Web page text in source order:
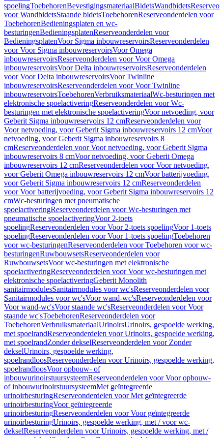
spoelingToebehorenBevestigingsmateriaalBidetsWandbidets
voor WandbidetsStaande bidetsToebehorenReserveonderdelen voor
ToebehorenBedieningsplaten en wc-
besturingenBedieningsplatenReserveonderdelen voor
BedieningsplatenVoor Sigma inbouwreservoirsReserveonderdelen
voor Voor Sigma inbouwreservoirsVoor Omega
inbouwreservoirsReserveonderdelen voor Voor Omega
inbouwreservoirsVoor Delta inbouwreservoirsReserveonderdelen
voor Voor Delta inbouwreservoirsVoor Twinline
inbouwreservoirsReserveonderdelen voor Voor Twinline
inbouwreservoirsToebehorenVerbruiksmateriaalWc-besturingen met
elektronische spoelactiveringReserveonderdelen voor Wc-
besturingen met elektronische spoelactiveringVoor netvoeding, voor
Geberit Sigma inbouwreservoirs 12 cmReserveonderdelen voor
Voor netvoeding, voor Geberit Sigma inbouwreservoirs 12 cmVoor
netvoeding, voor Geberit Sigma inbouwreservoirs 8
cmReserveonderdelen voor Voor netvoeding, voor Geberit Sigma
inbouwreservoirs 8 cmVoor netvoeding, voor Geberit Omega
inbouwreservoirs 12 cmReserveonderdelen voor Voor netvoeding,
voor Geberit Omega inbouwreservoirs 12 cmVoor batterijvoeding,
voor Geberit Sigma inbouwreservoirs 12 cmReserveonderdelen
voor Voor batterijvoeding, voor Geberit Sigma inbouwreservoirs 12
cmWc-besturingen met pneumatische
spoelactiveringReserveonderdelen voor Wc-besturingen met
pneumatische spoelactiveringVoor 2-toets
spoelingReserveonderdelen voor Voor 2-toets spoelingVoor 1-toets
spoelingReserveonderdelen voor Voor 1-toets spoelingToebehoren
voor wc-besturingenReserveonderdelen voor Toebehoren voor wc-
besturingenRuwbouwsetsReserveonderdelen voor
RuwbouwsetsVoor wc-besturingen met elektronische
spoelactiveringReserveonderdelen voor Voor wc-besturingen met
elektronische spoelactiveringGeberit Monolith
sanitairmodulesSanitairmodules voor wc'sReserveonderdelen voor
Sanitairmodules voor wc'sVoor wand-wc'sReserveonderdelen voor
Voor wand-wc'sVoor staande wc'sReserveonderdelen voor Voor
staande wc'sToebehorenReserveonderdelen voor
ToebehorenVerbruiksmateriaalUrinoirsUrinoirs, gespoelde werking,
met spoelrandReserveonderdelen voor Urinoirs, gespoelde werking,
met spoelrandZonder dekselReserveonderdelen voor Zonder
dekselUrinoirs, gespoelde werking,
spoelrandloosReserveonderdelen voor Urinoirs, gespoelde werking,
spoelrandloosVoor opbouw- of
inbouwurinoirstuursysteemReserveonderdelen voor Voor opbouw-
of inbouwurinoirstuursysteemMet geïntegreerde
urinoirbesturingReserveonderdelen voor Met geïntegreerde
urinoirbesturingVoor geïntegreerde
urinoirbesturingReserveonderdelen voor Voor geïntegreerde
urinoirbesturingUrinoirs, gespoelde werking, met / voor wc-
dekselReserveonderdelen voor Urinoirs, gespoelde werking, met /